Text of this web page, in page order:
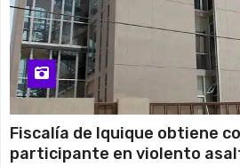
Fiscalía de Iquique obtiene
participante en violento